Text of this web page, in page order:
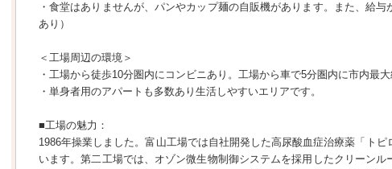
・食堂はありませんが、パンやカップ麺の自販機があります。また、給
あり）
＜工場周辺の環境＞
・工場から徒歩10分圏内にコンビニあり。工場から車で5分圏内に市内最
・単身者用のアパートも多数あり生活しやすいエリアです。
■工場の魅力：
1986年操業しました。富山工場では自社開発した高尿酸血症治療薬「ト
います。第二工場では、オゾン微生物制御システムを採用したクリーン